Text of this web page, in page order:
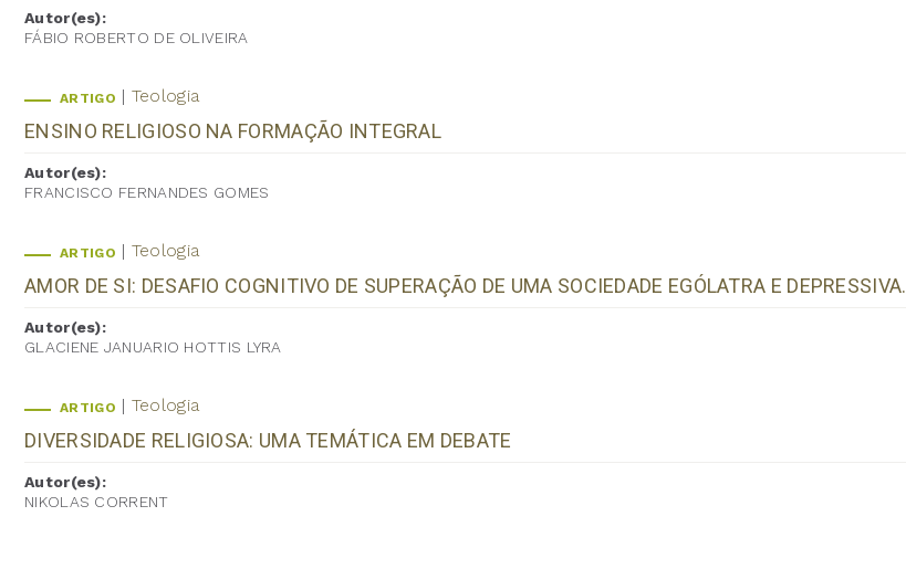
Autor(es):
FÁBIO ROBERTO DE OLIVEIRA
ARTIGO Teologia
ENSINO RELIGIOSO NA FORMAÇÃO INTEGRAL
Autor(es):
FRANCISCO FERNANDES GOMES
ARTIGO Teologia
AMOR DE SI: DESAFIO COGNITIVO DE SUPERAÇÃO DE UMA SOCIEDADE EGÓLATRA E DEPRESSIVA.
Autor(es):
GLACIENE JANUARIO HOTTIS LYRA
ARTIGO Teologia
DIVERSIDADE RELIGIOSA: UMA TEMÁTICA EM DEBATE
Autor(es):
NIKOLAS CORRENT